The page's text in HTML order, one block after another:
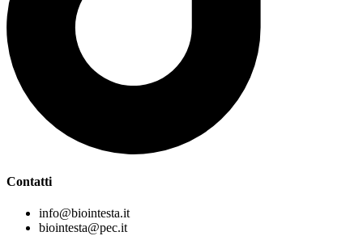
Contatti
info@biointesta.it
biointesta@pec.it